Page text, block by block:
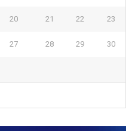
20 21 22 23
27 28 29 30